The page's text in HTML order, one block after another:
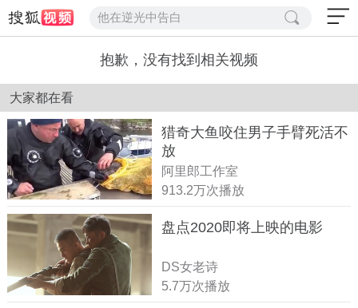
他在逆光中告白
抱歉，没有找到相关视频
大家都在看
猎奇大鱼咬住男子手臂死活不
放
阿里郎工作室
913.2万次播放
盘点2020即将上映的电影
DS女老诗
5.7万次播放